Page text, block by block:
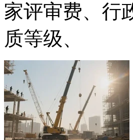
家评审费、行
质等级、